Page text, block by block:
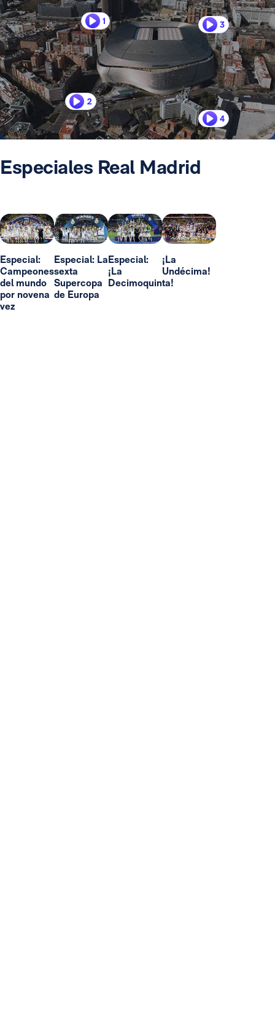
1
2
3
4
Especiales Real Madrid
Especial:
Campeones
del mundo
por novena
vez
Especial: La
sexta
Supercopa
de Europa
Especial:
¡La
Decimoquinta!
¡La
Undécima!